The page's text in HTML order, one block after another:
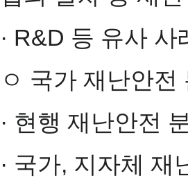
· R&D 등 유사 사
ㅇ 국가 재난안
· 현행 재난안전
· 국가, 지자체 재